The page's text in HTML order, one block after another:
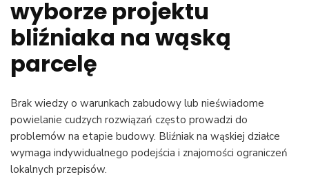
wyborze projektu
bliźniaka na wąską
parcelę
Brak wiedzy o warunkach zabudowy lub nieświadome
powielanie cudzych rozwiązań często prowadzi do
problemów na etapie budowy. Bliźniak na wąskiej działce
wymaga indywidualnego podejścia i znajomości ograniczeń
lokalnych przepisów.